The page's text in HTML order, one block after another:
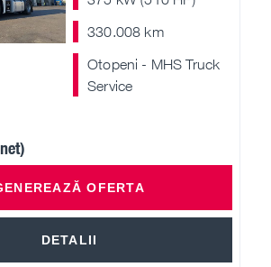
330.008 km
Otopeni - MHS Truck
Service
OFERTA
DETALII
Truck Service
MAN 6+